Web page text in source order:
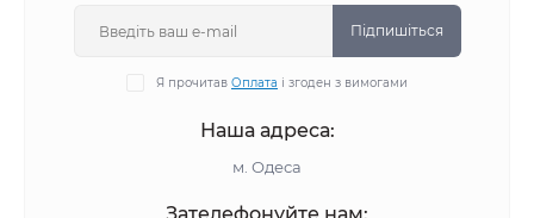
Підпишіться
Я прочитав Оплата і згоден з вимогами
Наша адреса:
м. Одеса